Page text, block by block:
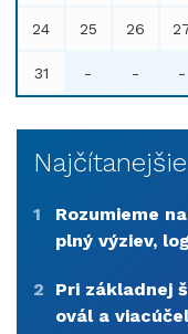
24 25 26
31 - - -
1
Rozumieme
plný výziev,
2
Pri základnej
ovál a